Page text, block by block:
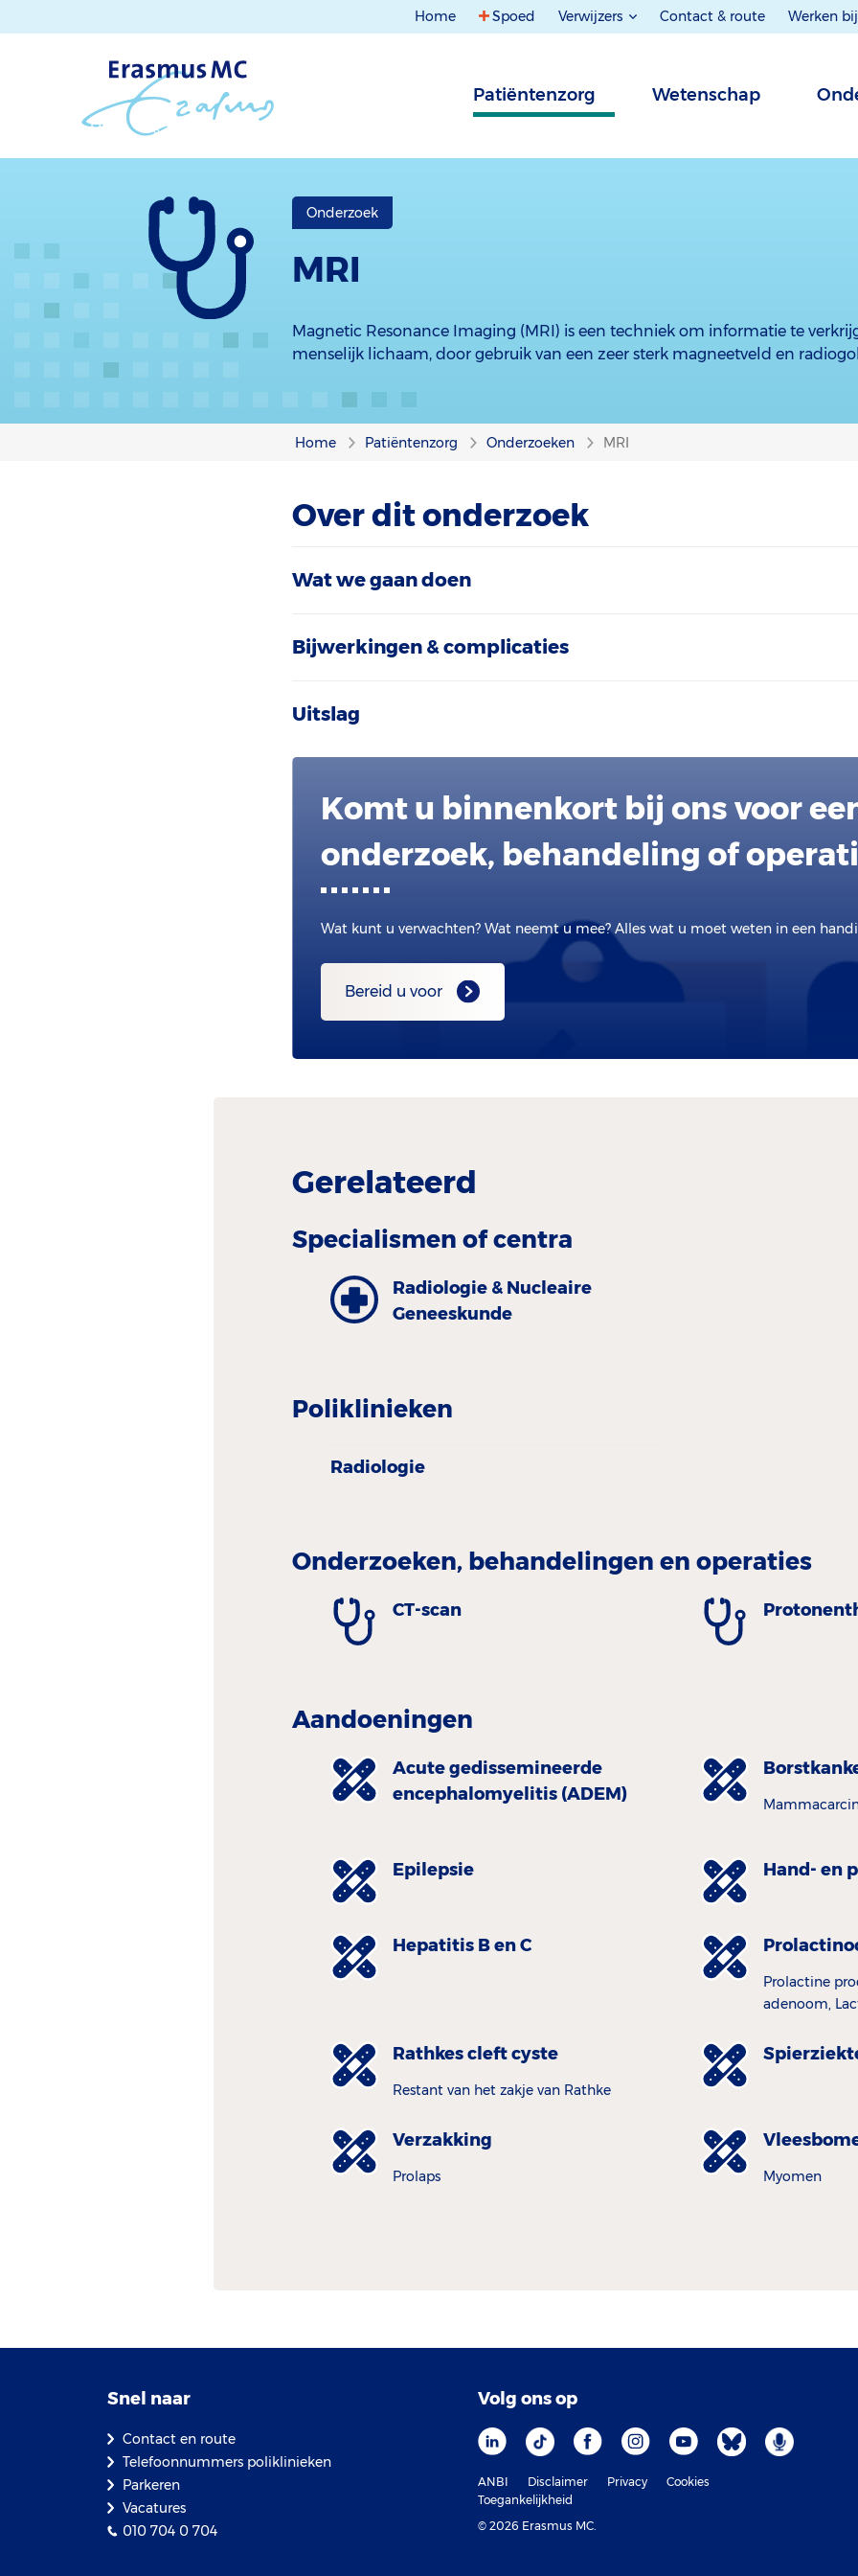
Home Spoed Verwijzers Contact & route Werken bij
Patiëntenzorg Wetenschap
Onderzoek
MRI
Magnetic Resonance Imaging (MRI) is een techniek om informatie te
menselijk lichaam, door gebruik van een zeer sterk magneetveld en
Home Patiëntenzorg Onderzoeken MRI
Over dit onderzoek
Wat we gaan doen
Bijwerkingen & complicaties
Uitslag
Komt u binnenkort bij ons voor
onderzoek, behandeling of
Wat kunt u verwachten? Wat neemt u mee? Alles wat u moet weten in een
Bereid u voor
Gerelateerd
Specialismen of centra
Radiologie & Nucleaire
Geneeskunde
Poliklinieken
Radiologie
Onderzoeken, behandelingen en operaties
CT-scan
Aandoeningen
Acute gedissemineerde
encephalomyelitis (ADEM)
Epilepsie Hand- en
Hepatitis B en C
Prolactine
adenoom,
Rathkes cleft cyste
Restant van het zakje van Rathke
Verzakking
Prolaps Myomen
Snel naar
Contact en route
Telefoonnummers poliklinieken
Parkeren
Vacatures
010 704 0 704
Volg ons op
ANBI Disclaimer Privacy
Cookies
Toegankelijkheid
© 2026 Erasmus MC.